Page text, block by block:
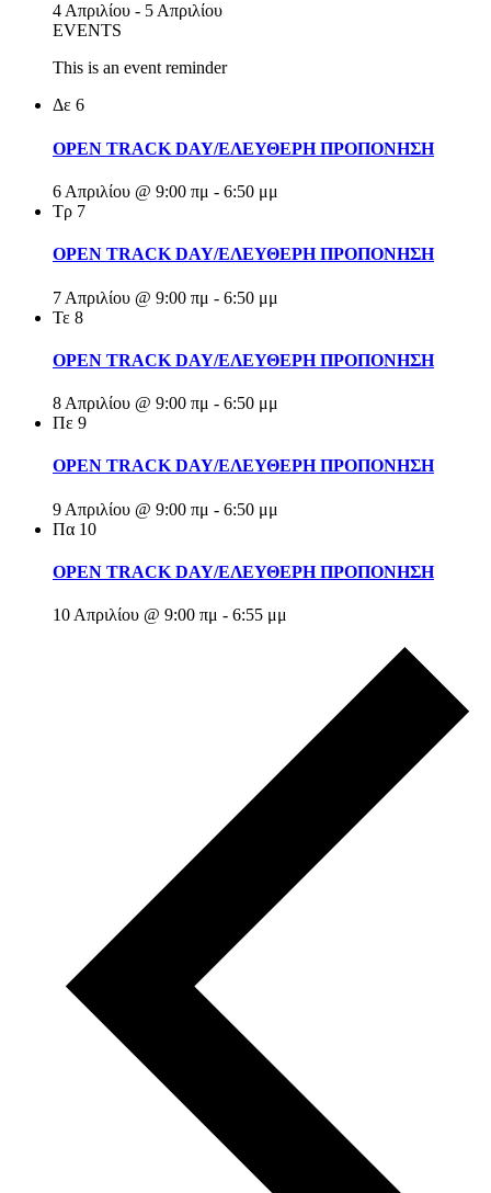
4 Απριλίου - 5 Απριλίου
EVENTS
This is an event reminder
Δε 6
OPEN TRACK DAY/ΕΛΕΥΘΕΡΗ ΠΡΟΠΟΝΗΣΗ
6 Απριλίου @ 9:00 πμ - 6:50 μμ
Τρ 7
OPEN TRACK DAY/ΕΛΕΥΘΕΡΗ ΠΡΟΠΟΝΗΣΗ
7 Απριλίου @ 9:00 πμ - 6:50 μμ
Τε 8
OPEN TRACK DAY/ΕΛΕΥΘΕΡΗ ΠΡΟΠΟΝΗΣΗ
8 Απριλίου @ 9:00 πμ - 6:50 μμ
Πε 9
OPEN TRACK DAY/ΕΛΕΥΘΕΡΗ ΠΡΟΠΟΝΗΣΗ
9 Απριλίου @ 9:00 πμ - 6:50 μμ
Πα 10
OPEN TRACK DAY/ΕΛΕΥΘΕΡΗ ΠΡΟΠΟΝΗΣΗ
10 Απριλίου @ 9:00 πμ - 6:55 μμ